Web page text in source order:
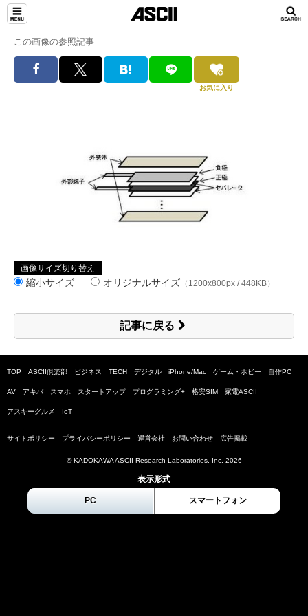
この画像の参照記事
お気に入り
画像サイズ切り替え
縮小サイズ オリジナルサイズ （1200x800px / 448KB）
記事に戻る
TOP ASCII倶楽部 ビジネス TECH デジタル iPhone/Mac ゲーム・ホビー 自作PC
AV アキバ スマホ スタートアップ プログラミング+ 格安SIM 家電ASCII
アスキーグルメ IoT
サイトポリシー プライバシーポリシー 運営会社 お問い合わせ 広告掲載
© KADOKAWA ASCII Research Laboratories, Inc. 2026
表示形式
PC スマートフォン